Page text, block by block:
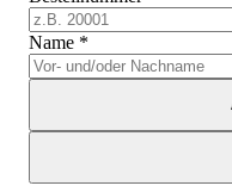
Name *